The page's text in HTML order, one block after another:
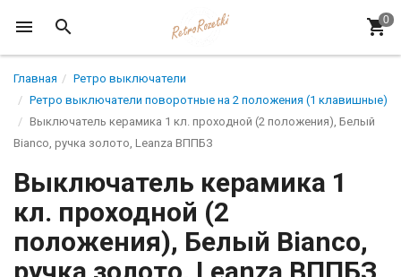
Главная
Ретро выключатели
Ретро выключатели поворотные на 2 положения (1 клавишные)
Выключатель керамика 1 кл. проходной (2 положения), Белый
Вianco, ручка золото, Leanza ВППБЗ
Выключатель керамика 1
кл. проходной (2
положения), Белый Вianco,